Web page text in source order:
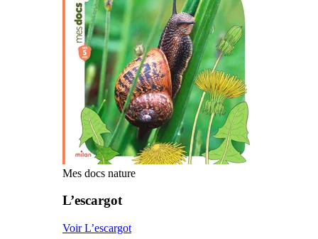
Mes docs nature
L’escargot
Voir L’escargot